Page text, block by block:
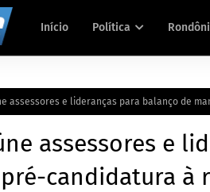
Início Política
assessores e lideranças para balanço de
assessores e
candidatura à